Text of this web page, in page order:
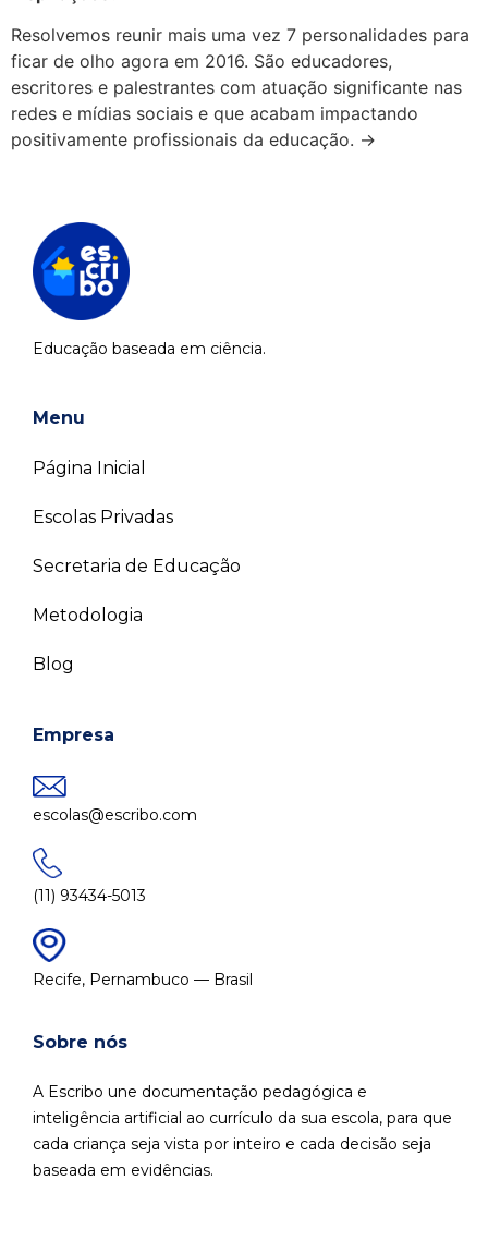
Resolvemos reunir mais uma vez 7 personalidades para
ficar de olho agora em 2016. São educadores,
escritores e palestrantes com atuação significante nas
redes e mídias sociais e que acabam impactando
positivamente profissionais da educação. →
Educação baseada em ciência.
Menu
Página Inicial
Escolas Privadas
Secretaria de Educação
Metodologia
Blog
Empresa
escolas@escribo.com
(11) 93434-5013
Recife, Pernambuco — Brasil
Sobre nós
A Escribo une documentação pedagógica e
inteligência artificial ao currículo da sua escola, para que
cada criança seja vista por inteiro e cada decisão seja
baseada em evidências.